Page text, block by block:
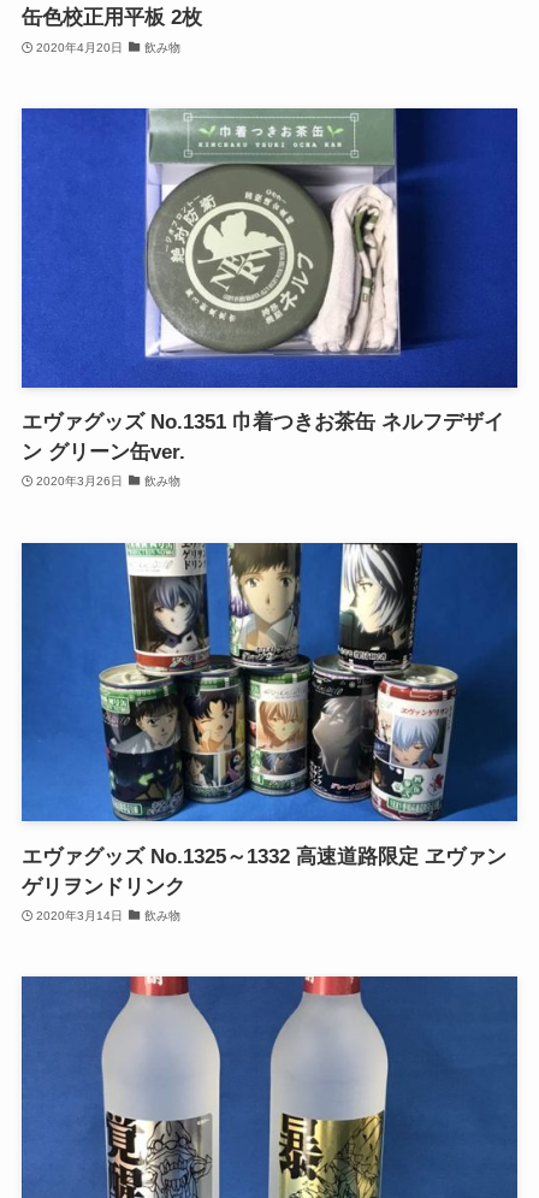
缶色校正用平板 2枚
2020年4月20日 飲み物
エヴァグッズ No.1351 巾着つきお茶缶 ネルフデザイ
ン グリーン缶ver.
2020年3月26日 飲み物
エヴァグッズ No.1325～1332 高速道路限定 ヱヴァン
ゲリヲンドリンク
2020年3月14日 飲み物